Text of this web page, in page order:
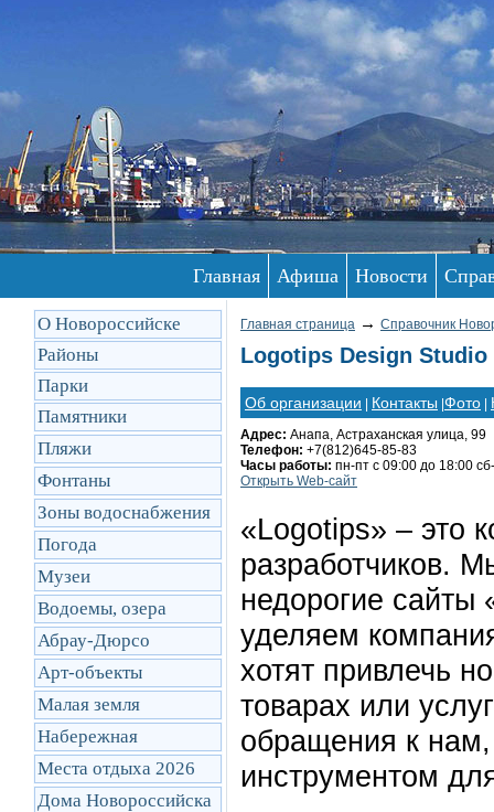
Главная Афиша Новости
О Новороссийске
Районы
Парки
Памятники
Пляжи
Фонтаны
Зоны водоснабжения
Погода
Музеи
Водоемы, озера
Абрау-Дюрсо
Арт-объекты
Малая земля
Набережная
Места отдыха 2026
Дома Новороссийска
Главная страница → Справочник
Logotips Design
Об организации Контакты Фото
Адрес: Анапа, Астраханская улица, 99
Телефон: +7(812)645-85-83
Часы работы: пн-пт с 09:00 до 18:00
Открыть Web-сайт
«Logotips» – это
разработчиков.
недорогие
уделяем
хотят привлечь
товарах или
обращения к
инструментом